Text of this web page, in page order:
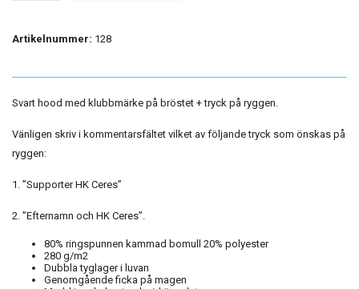
Artikelnummer: 128
Svart hood med klubbmärke på bröstet + tryck på ryggen.
Vänligen skriv i kommentarsfältet vilket av följande tryck som önskas på
ryggen:
1. ”Supporter HK Ceres”
2. ”Efternamn och HK Ceres”.
80% ringspunnen kammad bomull 20% polyester
280 g/m2
Dubbla tyglager i luvan
Genomgående ficka på magen